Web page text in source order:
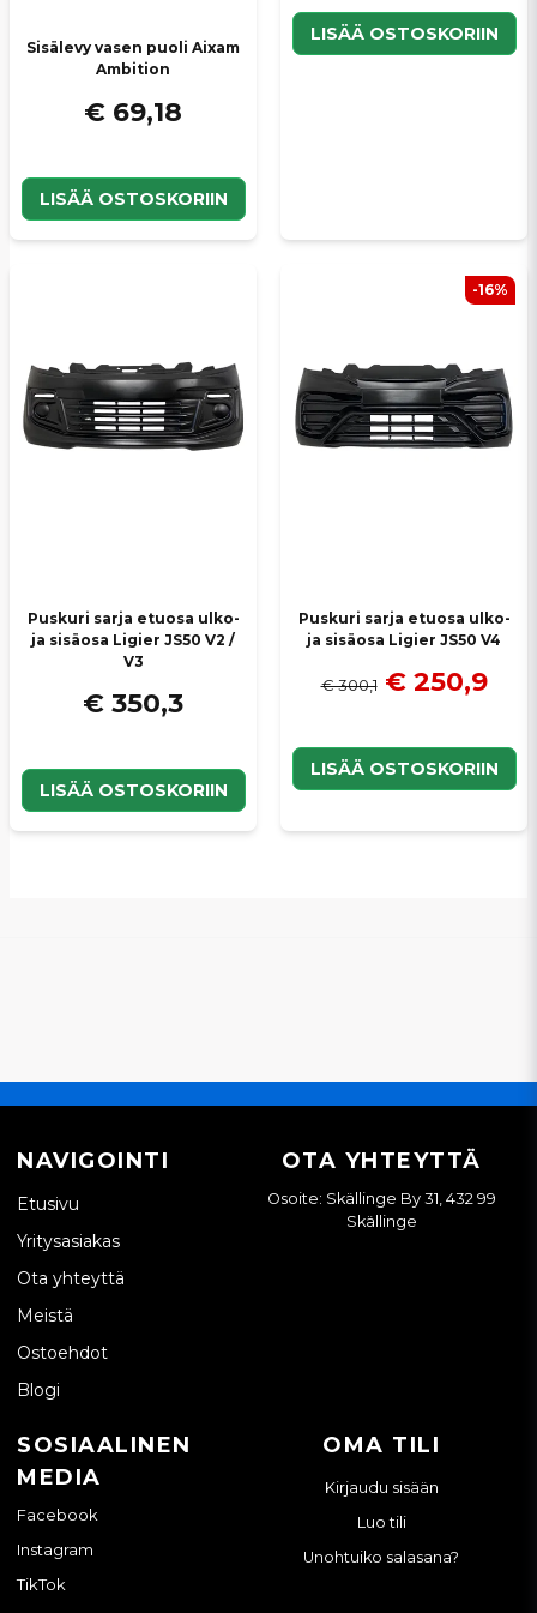
Sisälevy vasen puoli Aixam
Ambition
€ 69,18
LISÄÄ OSTOSKORIIN
LISÄÄ OSTOSKORIIN
Puskuri sarja etuosa ulko-
ja sisäosa Ligier JS50 V2 /
V3
€ 350,3
LISÄÄ OSTOSKORIIN
Puskuri sarja etuosa ulko-
ja sisäosa Ligier JS50 V4
€ 300,1 € 250,9
LISÄÄ OSTOSKORIIN
-16%
NAVIGOINTI
Etusivu
Yritysasiakas
Ota yhteyttä
Meistä
Ostoehdot
Blogi
OTA YHTEYTTÄ
Osoite: Skällinge By 31, 432 99
Skällinge
SOSIAALINEN
MEDIA
Facebook
Instagram
TikTok
OMA TILI
Kirjaudu sisään
Luo tili
Unohtuiko salasana?